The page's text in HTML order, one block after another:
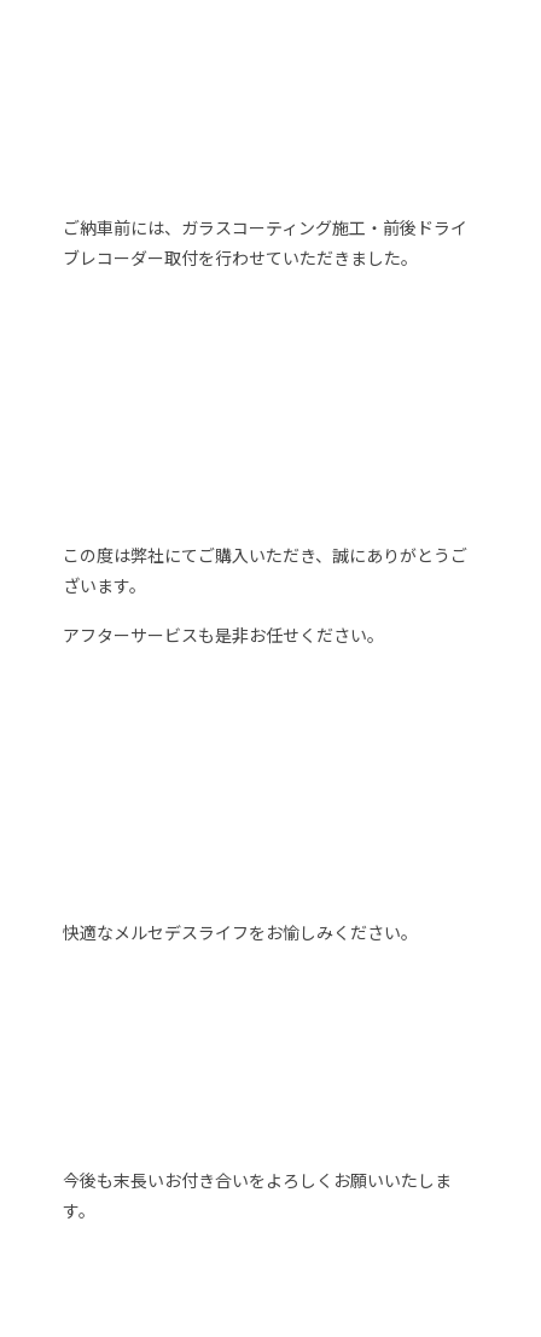
ご納車前には、ガラスコーティング施工・前後ドライ
ブレコーダー取付を行わせていただきました。
この度は弊社にてご購入いただき、誠にありがとうご
ざいます。
アフターサービスも是非お任せください。
快適なメルセデスライフをお愉しみください。
今後も末長いお付き合いをよろしくお願いいたしま
す。